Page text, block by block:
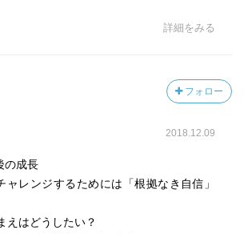
詳細をみる
フォロー
2018.12.09
の成長
ャレンジするためには「根拠なき自信」
えはどうしたい？